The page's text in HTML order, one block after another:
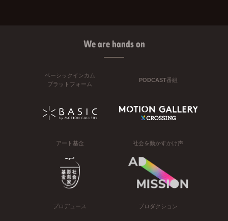
We are hands on
ベーシックインカム
プラットフォーム
PODCAST番組
アート基金 社会を動かすかけ声
プロデュース プロダクション